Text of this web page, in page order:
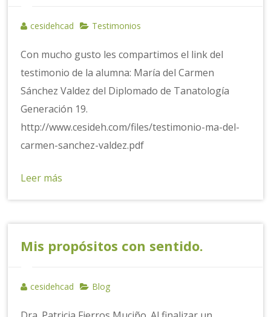
cesidehcad Testimonios
Con mucho gusto les compartimos el link del
testimonio de la alumna: María del Carmen
Sánchez Valdez del Diplomado de Tanatología
Generación 19.
http://www.cesideh.com/files/testimonio-ma-del-
carmen-sanchez-valdez.pdf
Leer más
Mis propósitos con sentido.
cesidehcad Blog